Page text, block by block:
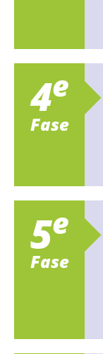
4e
Fase
5e
Fase